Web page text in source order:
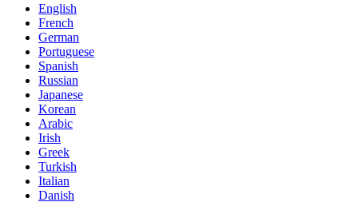
English
French
German
Portuguese
Spanish
Russian
Japanese
Korean
Arabic
Irish
Greek
Turkish
Italian
Danish